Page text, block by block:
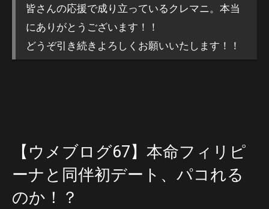
皆さんの応援で成り立っているクレマニ。本当
にありがとうございます！！
どうぞ引き続きよろしくお願いいたします！！
【ウメブログ67】本命フィリピ
ーナと同伴初デート、パコれる
のか！？